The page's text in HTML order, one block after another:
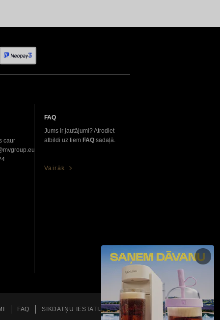
caur
FAQ
Jums ir jautājumi? Atrodiet
atbildi uz tiem FAQsadaļā.
Vairāk
FAQ SĪKDATŅU IESTATĪJUMI